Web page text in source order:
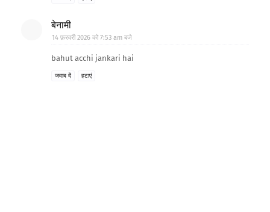
बेनामी
14 फ़रवरी 2026 को 7:53 am बजे
bahut acchi jankari hai
जवाब दें हटाएं